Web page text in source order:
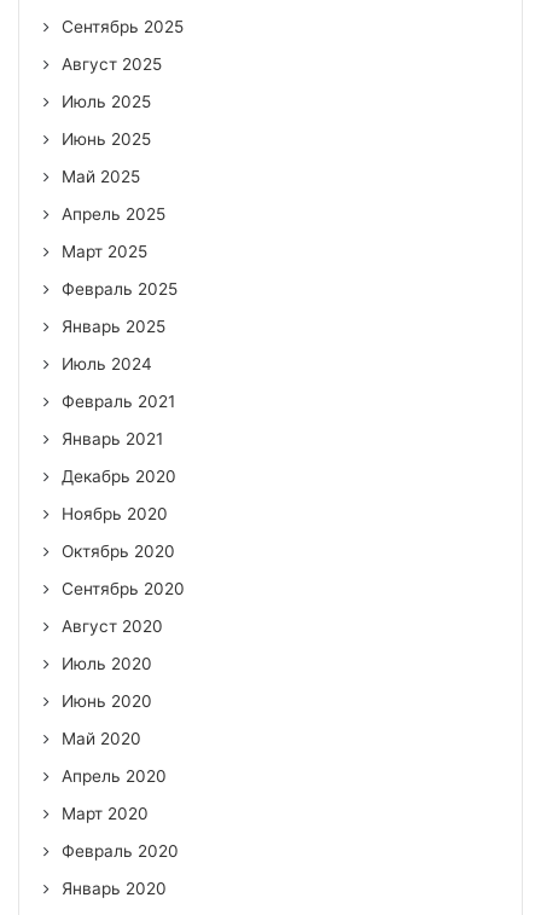
Сентябрь 2025
Август 2025
Июль 2025
Июнь 2025
Май 2025
Апрель 2025
Март 2025
Февраль 2025
Январь 2025
Июль 2024
Февраль 2021
Январь 2021
Декабрь 2020
Ноябрь 2020
Октябрь 2020
Сентябрь 2020
Август 2020
Июль 2020
Июнь 2020
Май 2020
Апрель 2020
Март 2020
Февраль 2020
Январь 2020